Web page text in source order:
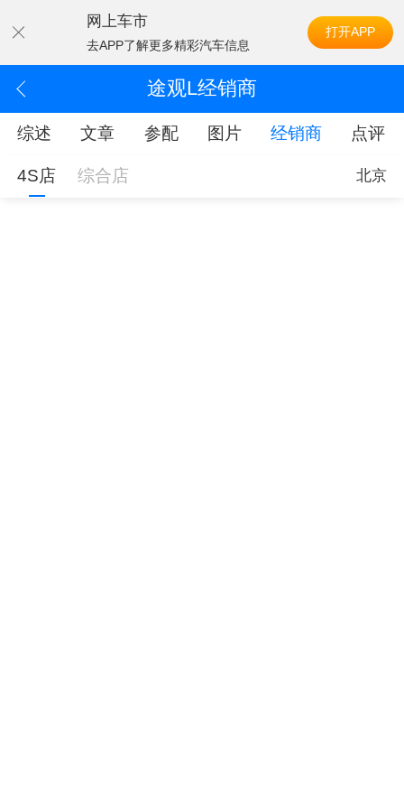
网上车市
去APP了解更多精彩汽车信息
打开APP
途观L经销商
综述 文章 参配 图片 经销商 点评
4S店 综合店 北京